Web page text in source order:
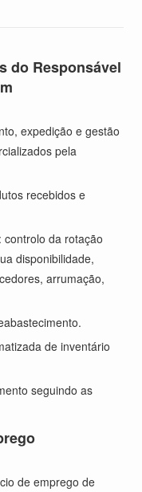
do Responsável
expedição e gestão
pela
recebidos e
da rotação
disponibilidade,
arrumação,
de inventário
seguindo as
de emprego de